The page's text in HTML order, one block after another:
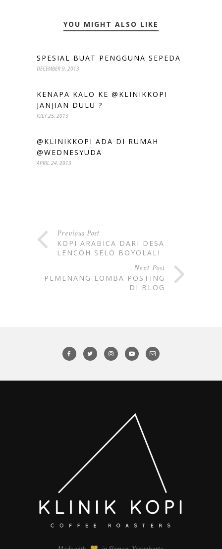
YOU MIGHT ALSO LIKE
SPESIAL BUAT PENGGUNA SEPEDA
DECEMBER 9, 2013
KENAPA KALO KE @KLINIKKOPI
JANJIAN DULU ?
JULY 25, 2013
@KLINIKKOPI ADA DI RUMAH
@WEDNESYUDA
APRIL 24, 2013
Previous Post
KOPI ARABICA DARI DESA
LENCOH SELO BOYOLALI
Next Post
PEMENANG LOMBA POSTING
DI BLOG